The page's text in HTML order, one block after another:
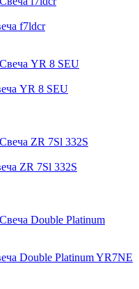
f7ldcr
YR 8 SEU
ZR 7Sl 332S
Double Platinum YR7NE